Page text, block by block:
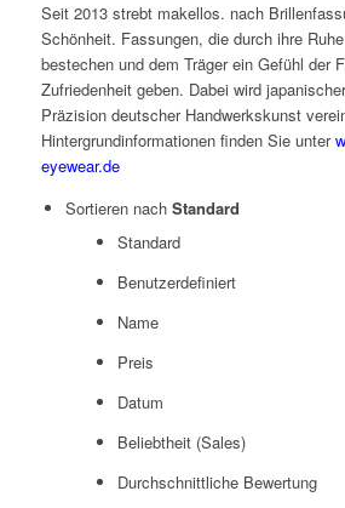
Seit 2013 strebt makellos. nach
Schönheit. Fassungen, die durch ihre
bestechen und dem Träger ein Gefühl der
Zufriedenheit geben. Dabei wird
Präzision deutscher Handwerkskunst
Hintergrundinformationen finden Sie unter
eyewear.de
Sortieren nach Standard
Standard
Benutzerdefiniert
Name
Preis
Datum
Beliebtheit (Sales)
Durchschnittliche Bewertung